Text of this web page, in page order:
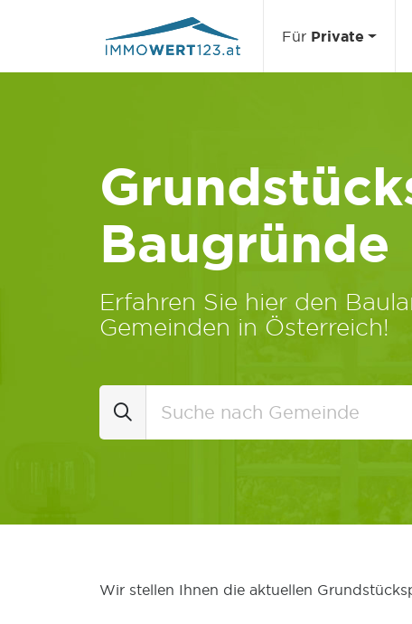
Für Private
Baugründe
Erfahren Sie hier den
Gemeinden in Österreich!
Wir stellen Ihnen die aktuellen